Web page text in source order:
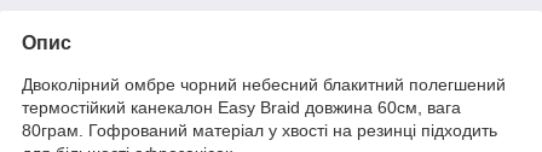
Опис
Двоколірний омбре чорний небесний блакитний полегшений
термостійкий канекалон Easy Braid довжина 60см, вага
80грам. Гофрований матеріал у хвості на резинці підходить